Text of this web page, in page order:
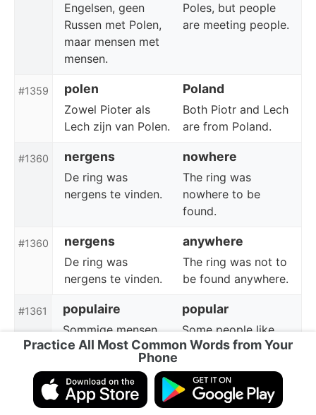
Engelsen, geen
Russen met Polen,
maar mensen met
mensen.
Poles, but people
are meeting people.
#1359 polen Poland
Zowel Pioter als
Lech zijn van Polen.
Both Piotr and Lech
are from Poland.
#1360 nergens nowhere
De ring was
nergens te vinden.
The ring was
nowhere to be
found.
#1360 nergens anywhere
De ring was
nergens te vinden.
The ring was not to
be found anywhere.
#1361 populaire popular
Sommige mensen
houden van
klassieke muziek,
terwijl andere van
populaire muziek
Some people like
classical music,
popular music.
Practice All Most Common Words from Your
Phone